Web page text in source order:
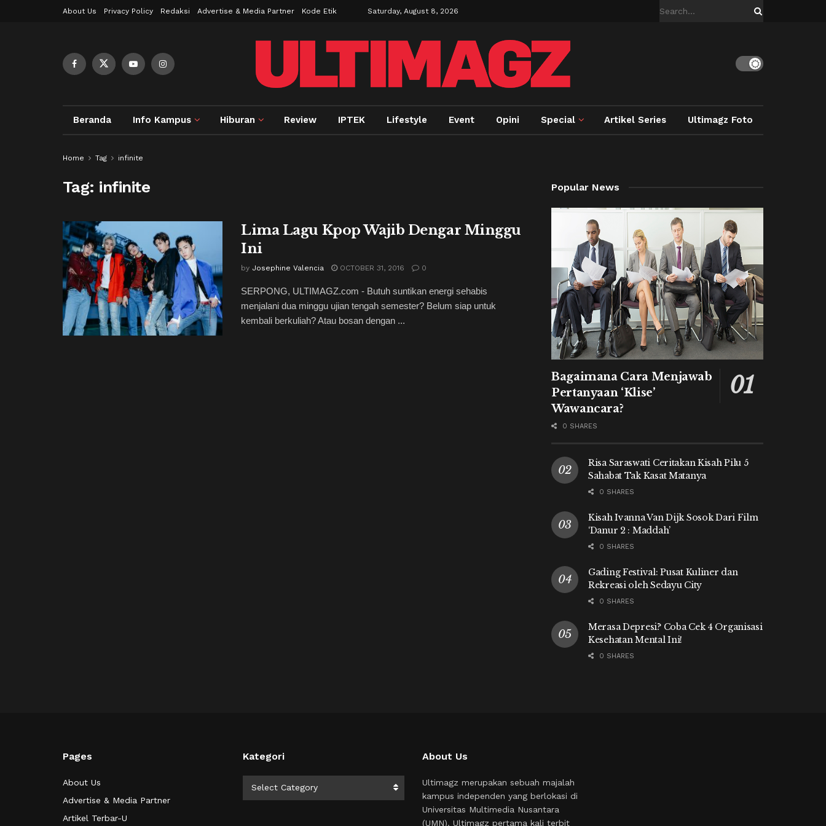
About Us Privacy Policy Redaksi Advertise & Media Partner Kode Etik Saturday, August 8, 2026
Beranda Info Kampus Hiburan Review IPTEK Lifestyle Event Opini Special Artikel Series Ultimagz Foto
Home Tag infinite
Tag: infinite
Lima Lagu Kpop Wajib Dengar Minggu
Ini
by Josephine Valencia OCTOBER 31, 2016 0
SERPONG, ULTIMAGZ.com - Butuh suntikan energi sehabis
menjalani dua minggu ujian tengah semester? Belum siap untuk
kembali berkuliah? Atau bosan dengan ...
Popular News
Bagaimana Cara Menjawab
Pertanyaan ‘Klise’
Wawancara?
0 SHARES
Risa Saraswati Ceritakan Kisah Pilu 5
Sahabat Tak Kasat Matanya
0 SHARES
Kisah Ivanna Van Dijk Sosok Dari Film
‘Danur 2 : Maddah’
0 SHARES
Gading Festival: Pusat Kuliner dan
Rekreasi oleh Sedayu City
0 SHARES
Merasa Depresi? Coba Cek 4 Organisasi
Kesehatan Mental Ini!
0 SHARES
Pages
About Us
Advertise & Media Partner
Artikel Terbar-U
Kategori
Select Category
About Us
Ultimagz merupakan sebuah majalah
kampus independen yang berlokasi di
Universitas Multimedia Nusantara
(UMN). Ultimagz pertama kali terbit